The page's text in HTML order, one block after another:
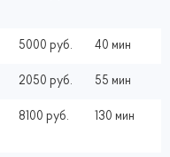
5000 руб. 40 мин
2050 руб. 55 мин
8100 руб. 130 мин